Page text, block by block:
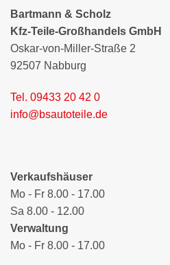
Bartmann & Scholz
Kfz-Teile-Großhandels GmbH
Oskar-von-Miller-Straße 2
92507 Nabburg
Tel. 09433 20 42 0
info@bsautoteile.de
Verkaufshäuser
Mo - Fr 8.00 - 17.00
Sa 8.00 - 12.00
Verwaltung
Mo - Fr 8.00 - 17.00